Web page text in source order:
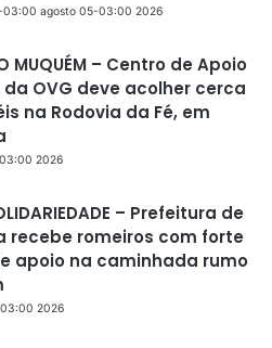
03:00 agosto 05-03:00 2026
MUQUÉM – Centro de Apoio
da OVG deve acolher cerca
na Rodovia da Fé, em
2026
– Prefeitura de
recebe romeiros com forte
apoio na caminhada rumo
2026